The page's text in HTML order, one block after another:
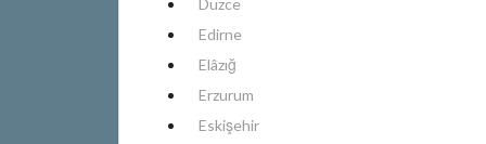
Edirne
Elâzığ
Erzurum
Eskişehir